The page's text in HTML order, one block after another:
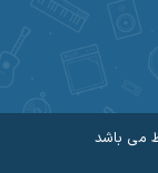
می باشد